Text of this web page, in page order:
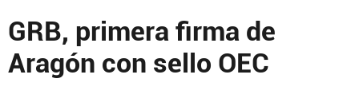
GRB, primera firma de
Aragón con sello OEC